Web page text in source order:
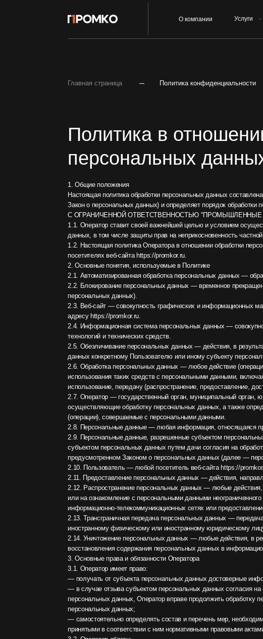
О компании Услуги
персональных данных
1. Общие положения
Закон о персональных данных) и определяет порядок обработки
С ОГРАНИЧЕННОЙ ОТВЕТСТВЕННОСТЬЮ "ПРОМЫШЛЕННЫЕ
1.1. Оператор ставит своей важнейшей целью и условием осуществления
данных, в том числе защиты прав на неприкосновенность частной жизни,
1.2. Настоящая политика Оператора в отношении обработки
посетителях веб-сайта https://promkor.ru.
2. Основные понятия, используемые в Политике
2.1. Автоматизированная обработка персональных данных — обработка
2.2. Блокирование персональных данных — временное прекращение
персональных данных).
2.3. Веб-сайт — совокупность графических и информационных
адресу https://promkor.ru.
2.4. Информационная система персональных данных — совокупность
технологий и технических средств.
2.5. Обезличивание персональных данных — действия, в результате
данных конкретному Пользователю или иному субъекту персональных
2.6. Обработка персональных данных — любое действие (операция) или
использования таких средств с персональными данными, включая сбор,
использование, передачу (распространение, предоставление, доступ),
2.7. Оператор — государственный орган, муниципальный орган,
осуществляющие обработку персональных данных, а также
(операции), совершаемые с персональными данными.
2.8. Персональные данные — любая информация, относящаяся прямо или
2.9. Персональные данные, разрешенные субъектом персональных данных
субъектом персональных данных путем дачи согласия на обработку
предусмотренном Законом о персональных данных (далее —
2.10. Пользователь — любой посетитель веб-сайта https://promkor.ru.
2.11. Предоставление персональных данных — действия, направленные
2.12. Распространение персональных данных — любые действия,
или на ознакомление с персональными данными неограниченного круга
информационно-телекоммуникационных сетях или предоставление
2.13. Трансграничная передача персональных данных — передача
иностранному физическому или иностранному юридическому лицу.
2.14. Уничтожение персональных данных — любые действия, в
восстановления содержания персональных данных в информационной
3. Основные права и обязанности Оператора
3.1. Оператор имеет право:
— получать от субъекта персональных данных достоверные информацию
— в случае отзыва субъектом персональных данных согласия на
персональных данных, Оператор вправе продолжить обработку
— самостоятельно определять состав и перечень мер, необходимых и
принятыми в соответствии с ним нормативными правовыми актами, если
3.2. Оператор обязан:
— предоставлять субъекту персональных данных по его просьбе
— организовывать обработку персональных данных в порядке,
— отвечать на обращения и запросы субъектов персональных данных и их
— сообщать в уполномоченный орган по защите прав субъектов
— публиковать или иным образом обеспечивать неограниченный доступ к
— принимать правовые, организационные и технические меры для защиты